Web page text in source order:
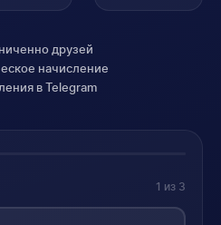
друзей
начисление
в Telegram
1 из 3